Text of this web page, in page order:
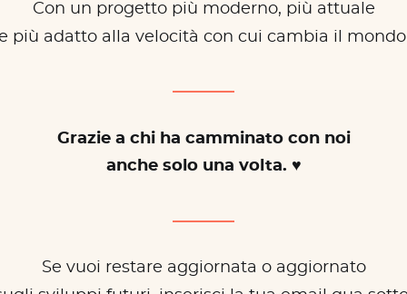
Con un progetto più moderno, più attuale
più adatto alla velocità con cui cambia il
Grazie a chi ha camminato con noi
anche solo una volta. ♥
Se vuoi restare aggiornata o aggiornato